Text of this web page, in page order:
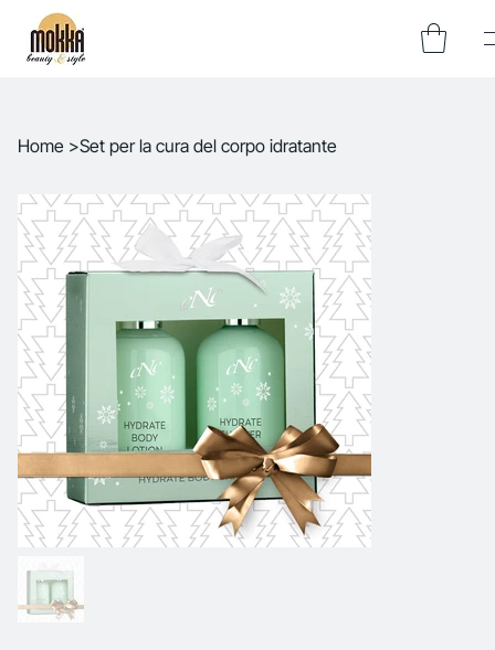
Home >Set per la cura del corpo idratante